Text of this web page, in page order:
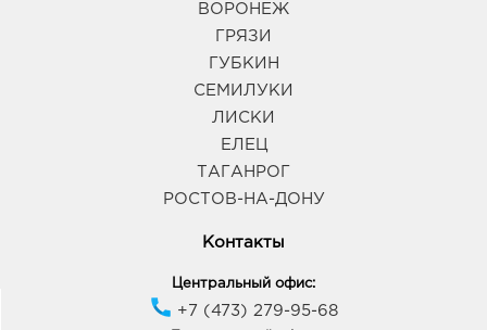
ВОРОНЕЖ
ГРЯЗИ
ГУБКИН
СЕМИЛУКИ
ЛИСКИ
ЕЛЕЦ
ТАГАНРОГ
РОСТОВ-НА-ДОНУ
Контакты
Центральный офис:
+7 (473) 279-95-68